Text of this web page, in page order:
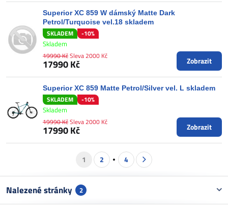
Superior XC 859 W dámský Matte Dark
Petrol/Turquoise vel.18 skladem
SKLADEM -10%
Skladem
17990 Kč
19990 KčSleva 2000 Kč Zobrazit
Superior XC 859 Matte Petrol/Silver vel. L skladem
SKLADEM -10%
Skladem
17990 Kč
19990 KčSleva 2000 Kč Zobrazit
1 2 4
Nalezené stránky 2